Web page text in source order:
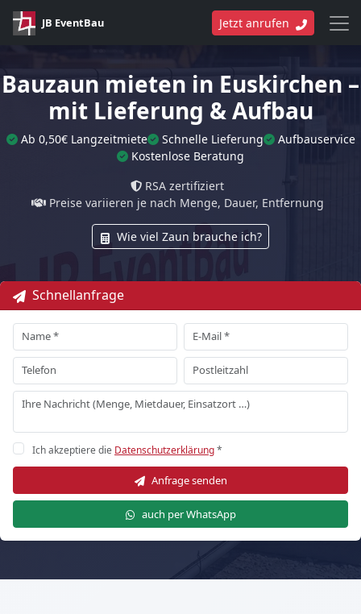
JB EventBau Jetzt anrufen
Bauzaun mieten in Euskirchen –
mit Lieferung & Aufbau
Ab 0,50€ Langzeitmiete Schnelle Lieferung
Aufbauservice
Kostenlose Beratung
RSA zertifiziert
Preise variieren je nach Menge, Dauer, Entfernung
Wie viel Zaun brauche ich?
Schnellanfrage
Ich akzeptiere die Datenschutzerklärung*
Anfrage senden
auch per WhatsApp